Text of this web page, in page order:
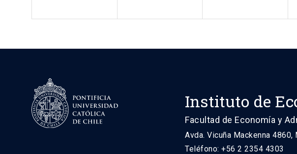
Instituto de
Facultad de Economía y
Avda. Vicuña Mackenna 4860,
Teléfono: +56 2 2354 4303